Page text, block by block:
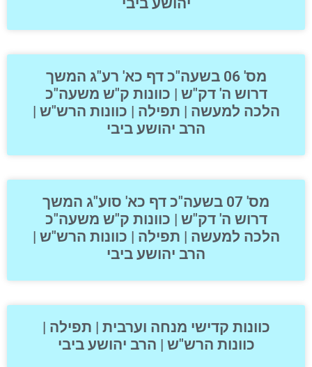
יהושע ביבי
מס' 06 בשעה"כ דף כא' רע"ג המשך
דרוש ה' דק"ש | כוונות ק"ש משעה"כ
הלכה למעשה | תפילה | כוונות הרש"ש |
הרב יהושע ביבי
מס' 07 בשעה"כ דף כא' סוע"ג המשך
דרוש ה' דק"ש | כוונות ק"ש משעה"כ
הלכה למעשה | תפילה | כוונות הרש"ש |
הרב יהושע ביבי
כוונות קדישי מנחה וערבית | תפילה |
כוונות הרש"ש | הרב יהושע ביבי